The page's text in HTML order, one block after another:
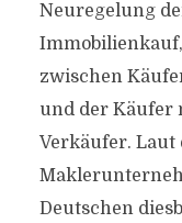
Neuregelung
zwischen
und der Käufer
Verkäufer.
Deutschen